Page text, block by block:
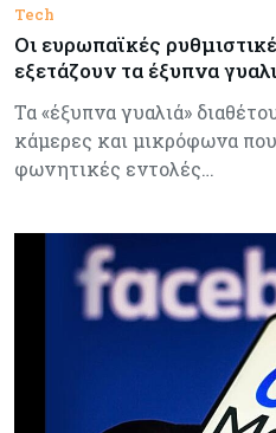
Tech
Οι ευρωπαϊκές
εξετάζουν τα έξυπνα
Τα «έξυπνα γυαλιά»
κάμερες και μικρόφωνα
φωνητικές εντολές…